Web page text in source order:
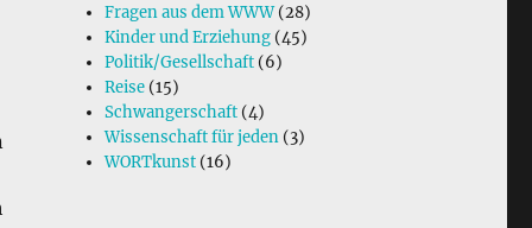
Fragen aus dem WWW(28)
Kinder und Erziehung (45)
Politik/Gesellschaft (6)
Reise (15)
Schwangerschaft (4)
Wissenschaft für jeden (3)
WORTkunst (16)